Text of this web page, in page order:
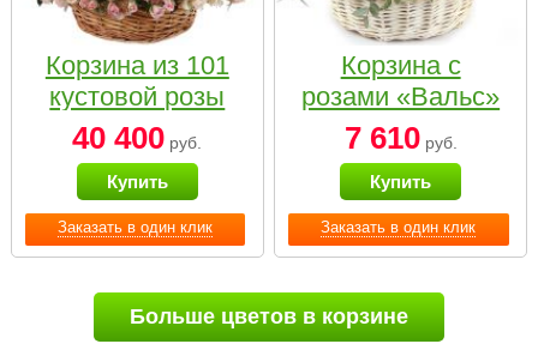
Заказать в один клик
Корзина из 101
кустовой розы
нежных тонов
40 400 руб.
Купить
Заказать в один клик
Корзина с
розами «Вальс»
7 610руб.
Купить
Больше цветов в корзине